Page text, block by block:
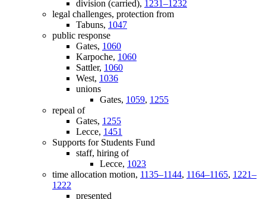
division (carried), 1231–1232
legal challenges, protection from
Tabuns, 1047
public response
Gates, 1060
Karpoche, 1060
Sattler, 1060
West, 1036
unions
Gates, 1059, 1255
repeal of
Gates, 1255
Lecce, 1451
Supports for Students Fund
staff, hiring of
Lecce, 1023
time allocation motion, 1135–1144, 1164–1165, 1221–
1222
presented